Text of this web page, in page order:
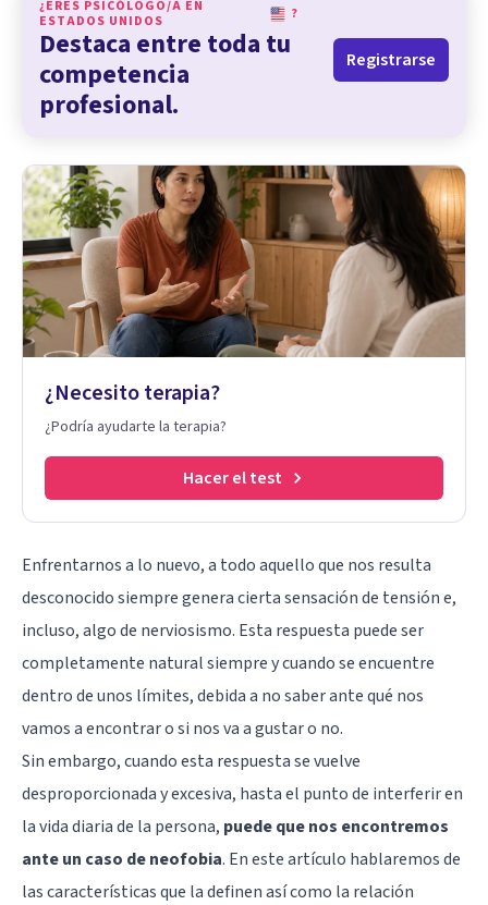
¿ERES PSICÓLOGO/A EN
ESTADOS UNIDOS
?
Destaca entre toda tu
competencia
profesional.
Registrarse
¿Necesito terapia?
¿Podría ayudarte la terapia?
Hacer el test
Enfrentarnos a lo nuevo, a todo aquello que nos resulta
desconocido siempre genera cierta sensación de tensión e,
incluso, algo de nerviosismo. Esta respuesta puede ser
completamente natural siempre y cuando se encuentre
dentro de unos límites, debida a no saber ante qué nos
vamos a encontrar o si nos va a gustar o no.
Sin embargo, cuando esta respuesta se vuelve
desproporcionada y excesiva, hasta el punto de interferir en
la vida diaria de la persona, puede que nos encontremos
ante un caso de neofobia. En este artículo hablaremos de
las características que la definen así como la relación